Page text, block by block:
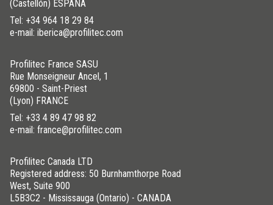
(Castellón) ESPAÑA
Tel: +34 964 18 29 84
e-mail: iberica@profilitec.com
Profilitec France SASU
Rue Monseigneur Ancel, 1
69800 - Saint-Priest
(Lyon) FRANCE
Tel: +33 4 89 47 98 82
e-mail: france@profilitec.com
Profilitec Canada LTD
Registered address: 50 Burnhamthorpe Road
West, Suite 900
L5B3C2 - Mississauga (Ontario) - CANADA